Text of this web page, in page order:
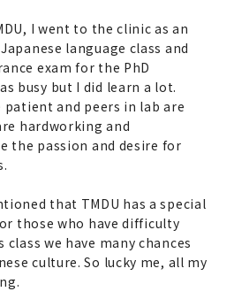
I went to the clinic as an
language class and
exam for the PhD
busy but I did learn a lot.
patient and peers in lab are
hardworking and
the passion and desire for
that TMDU has a special
those who have difficulty
we have many chances
culture. So lucky me, all my